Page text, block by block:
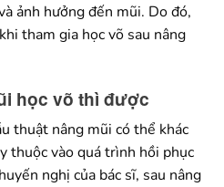
ảnh hưởng đến mũi. Do đó,
tham gia học võ sau nâng
học võ thì được
thuật nâng mũi có thể khác
thuộc vào quá trình hồi phục
nghị của bác sĩ, sau nâng